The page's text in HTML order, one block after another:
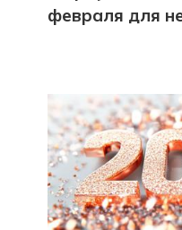
февраля для